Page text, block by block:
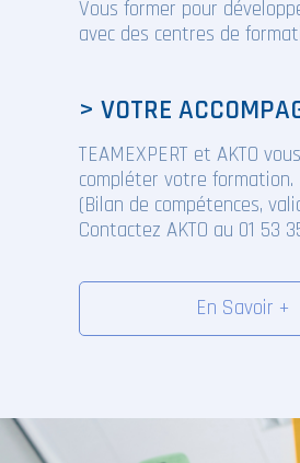
Vous former pour
avec des centres de
> VOTRE
TEAMEXPERT et AKTO
compléter votre formation.
(Bilan de compétences,
Contactez AKTO au 01 53
En Savoir +